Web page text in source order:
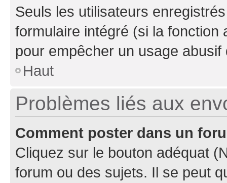
Seuls les utilisateurs
formulaire intégré (si la fonction
pour empêcher un usage
Haut
Problèmes liés aux
Comment poster dans un
Cliquez sur le bouton adéquat
forum ou des sujets. Il se peut